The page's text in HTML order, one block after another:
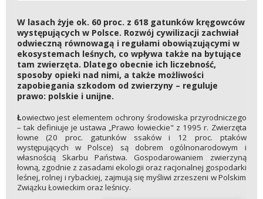
W lasach żyje ok. 60 proc. z 618 gatunków kręgowców
występujących w Polsce. Rozwój cywilizacji zachwiał
odwieczną równowagą i regułami obowiązującymi w
ekosystemach leśnych, co wpływa także na bytujące
tam zwierzęta. Dlatego obecnie ich liczebność,
sposoby opieki nad nimi, a także możliwości
zapobiegania szkodom od zwierzyny – reguluje
prawo: polskie i unijne.
Łowiectwo jest elementem ochrony środowiska przyrodniczego
– tak definiuje je ustawa „Prawo łowieckie" z 1995 r. Zwierzęta
łowne (20 proc. gatunków ssaków i 12 proc. ptaków
występujących w Polsce) są dobrem ogólnonarodowym i
własnością Skarbu Państwa. Gospodarowaniem zwierzyną
łowną, zgodnie z zasadami ekologii oraz racjonalnej gospodarki
leśnej, rolnej i rybackiej, zajmują się myśliwi zrzeszeni w Polskim
Związku Łowieckim oraz leśnicy.